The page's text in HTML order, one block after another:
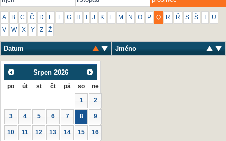
A B C Č D E F G H J K L M N O P Q R Ř S Š U
V W X Y Z Ž
Datum Jméno
Srpen 2026
po út st čt pá so ne
1 2
3 4 5 6 7 8 9
10 11 12 13 14 15 16